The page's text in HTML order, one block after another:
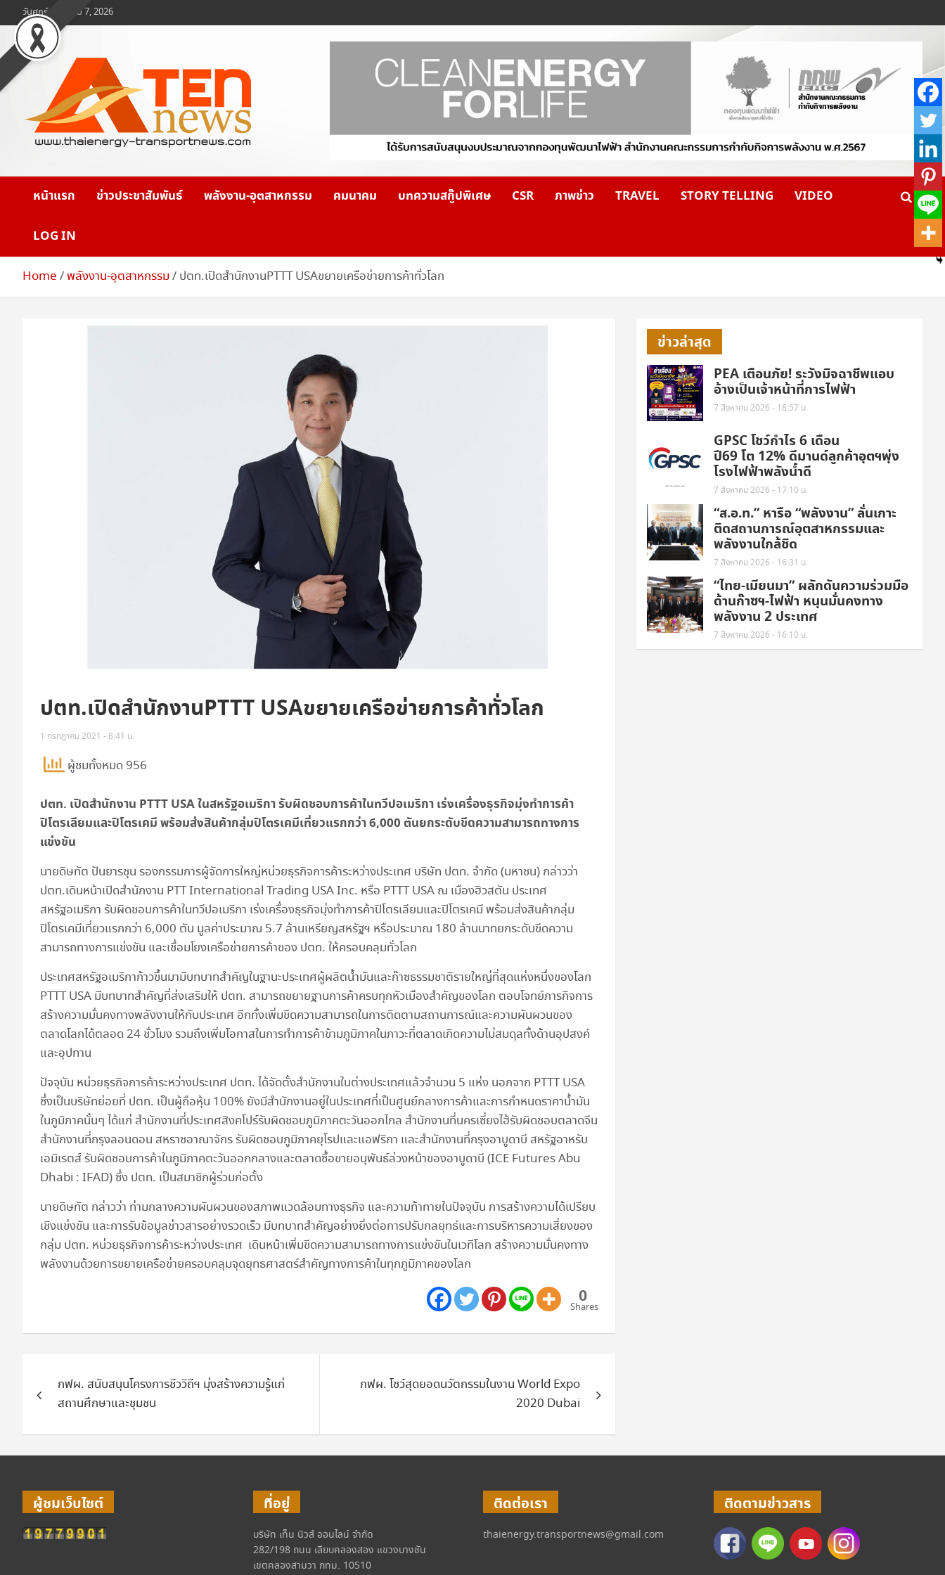
to
content
วันศุกร์, สิงหาคม 7, 2026
www.ten-news.com
หน้าแรก ข่าวประชาสัมพันธ์ พลังงาน-อุตสาหกรรม คมนาคม บทความสกู๊ปพิเศษ CSR ภาพข่าว TRAVEL STORY TELLING VIDEO
LOG IN
Home พลังงาน-อุตสาหกรรม ปตท.เปิดสำนักงานPTTT USAขยายเครือข่ายการค้าทั่วโลก
ปตท.เปิดสำนักงานPTTT USAขยายเครือข่ายการค้าทั่วโลก
1 กรกฎาคม 2021 - 8:41 น.
ผู้ชมทั้งหมด 956
ปตท. เปิดสำนักงาน PTTT USAในสหรัฐอเมริกา รับผิดชอบการค้าในทวีปอเมริกา เร่งเครื่องธุรกิจมุ่งทำการค้า
ปิโตรเลียมและปิโตรเคมี พร้อมส่งสินค้ากลุ่มปิโตรเคมีเที่ยวแรกกว่า6,000 ตันยกระดับขีดความสามารถทางการ
แข่งขัน
นายดิษทัต ปันยารชุน รองกรรมการผู้จัดการใหญ่หน่วยธุรกิจการค้าระหว่างประเทศ บริษัท ปตท. จำกัด (มหาชน) กล่าวว่า
ปตท.เดินหน้าเปิดสำนักงาน PTT International Trading USA Inc. หรือ PTTT USA ณ เมืองฮิวสตัน ประเทศ
สหรัฐอเมริกา รับผิดชอบการค้าในทวีปอเมริกา เร่งเครื่องธุรกิจมุ่งทำการค้าปิโตรเลียมและปิโตรเคมี พร้อมส่งสินค้ากลุ่ม
ปิโตรเคมีเที่ยวแรกกว่า 6,000 ตัน มูลค่าประมาณ 5.7 ล้านเหรียญสหรัฐฯ หรือประมาณ 180 ล้านบาทยกระดับขีดความ
สามารถทางการแข่งขัน และเชื่อมโยงเครือข่ายการค้าของ ปตท. ให้ครอบคลุมทั่วโลก
ประเทศสหรัฐอเมริกาก้าวขึ้นมามีบทบาทสำคัญในฐานะประเทศผู้ผลิตน้ำมันและก๊าซธรรมชาติรายใหญ่ที่สุดแห่งหนึ่งของโลก
PTTT USA มีบทบาทสำคัญที่ส่งเสริมให้ ปตท. สามารถขยายฐานการค้าครบทุกหัวเมืองสำคัญของโลก ตอบโจทย์ภารกิจการ
สร้างความมั่นคงทางพลังงานให้กับประเทศ อีกทั้งเพิ่มขีดความสามารถในการติดตามสถานการณ์และความผันผวนของ
ตลาดโลกได้ตลอด 24 ชั่วโมง รวมถึงเพิ่มโอกาสในการทำการค้าข้ามภูมิภาคในภาวะที่ตลาดเกิดความไม่สมดุลทั้งด้านอุปสงค์
และอุปทาน
ปัจจุบัน หน่วยธุรกิจการค้าระหว่างประเทศ ปตท. ได้จัดตั้งสำนักงานในต่างประเทศแล้วจำนวน 5 แห่ง นอกจาก PTTT USA
ซึ่งเป็นบริษัทย่อยที่ ปตท. เป็นผู้ถือหุ้น 100% ยังมีสำนักงานอยู่ในประเทศที่เป็นศูนย์กลางการค้าและการกำหนดราคาน้ำมัน
ในภูมิภาคนั้นๆ ได้แก่ สำนักงานที่ประเทศสิงคโปร์รับผิดชอบภูมิภาคตะวันออกไกล สำนักงานที่นครเซี่ยงไฮ้รับผิดชอบตลาดจีน
สำนักงานที่กรุงลอนดอน สหราชอาณาจักร รับผิดชอบภูมิภาคยุโรปและแอฟริกา และสำนักงานที่กรุงอาบูดาบี สหรัฐอาหรับ
เอมิเรตส์ รับผิดชอบการค้าในภูมิภาคตะวันออกกลางและตลาดซื้อขายอนุพันธ์ล่วงหน้าของอาบูดาบี (ICE Futures Abu
Dhabi : IFAD) ซึ่ง ปตท. เป็นสมาชิกผู้ร่วมก่อตั้ง
นายดิษทัต กล่าวว่า ท่ามกลางความผันผวนของสภาพแวดล้อมทางธุรกิจ และความท้าทายในปัจจุบัน การสร้างความได้เปรียบ
เชิงแข่งขัน และการรับข้อมูลข่าวสารอย่างรวดเร็ว มีบทบาทสำคัญอย่างยิ่งต่อการปรับกลยุทธ์และการบริหารความเสี่ยงของ
กลุ่ม ปตท. หน่วยธุรกิจการค้าระหว่างประเทศ เดินหน้าเพิ่มขีดความสามารถทางการแข่งขันในเวทีโลก สร้างความมั่นคงทาง
พลังงานด้วยการขยายเครือข่ายครอบคลุมจุดยุทธศาสตร์สำคัญทางการค้าในทุกภูมิภาคของโลก
0
Shares
เรื่องกฟผ. สนับสนุนโครงการชีววิถีฯ มุ่งสร้างความรู้แก่
สถานศึกษาและชุมชน
กฟผ. โชว์สุดยอดนวัตกรรมในงาน World Expo
2020 Dubai
ข่าวล่าสุด
PEA เตือนภัย! ระวังมิจฉาชีพแอบ
อ้างเป็นเจ้าหน้าที่การไฟฟ้า
7 สิงหาคม 2026 - 18:57 น.
GPSC โชว์กำไร 6 เดือน
ปี69 โต 12% ดีมานด์ลูกค้าอุตฯพุ่ง
โรงไฟฟ้าพลังน้ำดี
7 สิงหาคม 2026 - 17:10 น.
“ส.อ.ท.” หารือ “พลังงาน” ลั่นเกาะ
ติดสถานการณ์อุตสาหกรรมและ
พลังงานใกล้ชิด
7 สิงหาคม 2026 - 16:31 น.
“ไทย-เมียนมา” ผลักดันความร่วมมือ
ด้านก๊าซฯ-ไฟฟ้า หนุนมั่นคงทาง
พลังงาน 2 ประเทศ
7 สิงหาคม 2026 - 16:10 น.
ผู้ชมเว็บไซต์ ที่อยู่
บริษัท เท็น นิวส์ ออนไลน์ จำกัด
282/198 ถนน เลียบคลองสอง แขวงบางชัน
เขตคลองสามวา กทม. 10510
ติดต่อเรา
thaienergy.transportnews@gmail.com
ติดตามข่าวสาร